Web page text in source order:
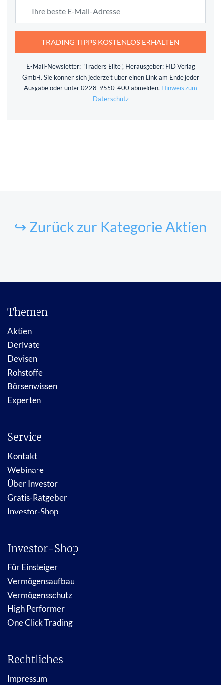
TRADING-TIPPS KOSTENLOS ERHALTEN
E-Mail-Newsletter: "Traders Elite", Herausgeber: FID Verlag
GmbH. Sie können sich jederzeit über einen Link am Ende jeder
Ausgabe oder unter 0228-9550-400 abmelden. Hinweis zum
Datenschutz
↪ Zurück zur Kategorie Aktien
Themen
Aktien
Derivate
Devisen
Rohstoffe
Börsenwissen
Experten
Service
Kontakt
Webinare
Über Investor
Gratis-Ratgeber
Investor-Shop
Investor-Shop
Für Einsteiger
Vermögensaufbau
Vermögensschutz
High Performer
One Click Trading
Rechtliches
Impressum